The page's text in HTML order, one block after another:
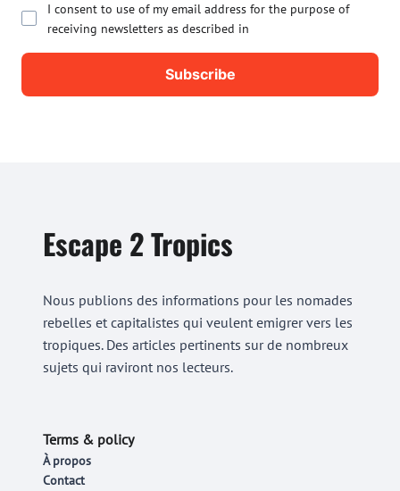
I consent to use of my email address for the purpose of
receiving newsletters as described in
Escape 2 Tropics
Nous publions des informations pour les nomades
rebelles et capitalistes qui veulent emigrer vers les
tropiques. Des articles pertinents sur de nombreux
sujets qui raviront nos lecteurs.
Terms & policy
À propos
Contact